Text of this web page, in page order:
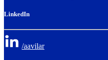
LinkedIn
/aavilar